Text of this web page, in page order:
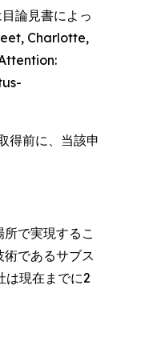
論見書によっ
Charlotte,
得前に、当該申
で実現するこ
であるサブス
は現在までに2